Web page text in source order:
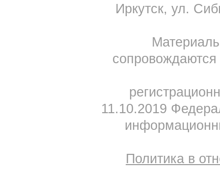
Иркутск, ул.
11.10.2019
Политика в